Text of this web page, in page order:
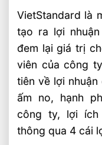
Kiên trì
Yêu
Thay đổi
Chia sẻ
Con
Cộng
Bài Viết
VietStandard là
tạo ra lợi
đem lại giá trị
viên của công
tiên về lợi
ấm no, hạnh
công ty, lợi ích
thông qua 4 cái